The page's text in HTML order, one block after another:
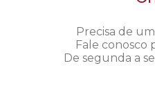
Precisa de
Fale conosco
De segunda a